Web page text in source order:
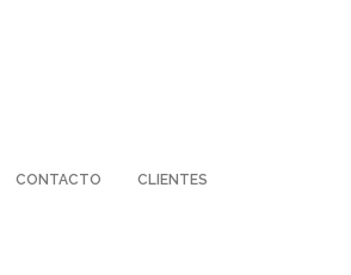
CONTACTO CLIENTES